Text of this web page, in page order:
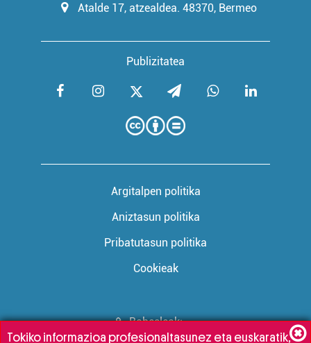
Publizitatea
Atalde 17, atzealdea. 48370, Bermeo
Argitalpen politika
Aniztasun politika
Pribatutasun politika
Cookieak
Babesleak:
Tokiko informazioa profesionaltasunez eta euskaratik,